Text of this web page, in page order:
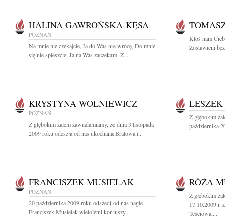
HALINA GAWROŃSKA-KĘSA
POZNAŃ
Na mnie nie czekajcie, Ja do Was nie wrócę, Do mnie
się nie spieszcie, Ja na Was zaczekam. Z...
Ktoś nam
Zostawieni
KRYSTYNA WOLNIEWICZ
POZNAŃ
Z głębokim żalem zawiadamiamy, że dnia 3 listopada
2009 roku odeszła od nas ukochana Bratowa i...
Z głębokim
października
FRANCISZEK MUSIELAK
POZNAŃ
20 października 2009 roku odszedł od nas nagle
Franciszek Musielak wieloletni koniuszy...
RÓŻA
Z głębokim
17.10.2009 r.
Teściowa,...